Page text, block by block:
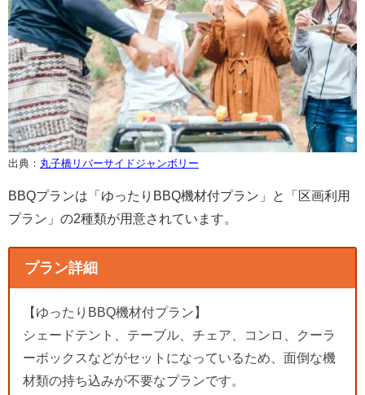
出典： 丸子橋リバーサイドジャンボリー
BBQプランは「ゆったりBBQ機材付プラン」と「区画利用
プラン」の2種類が用意されています。
プラン詳細
【ゆったりBBQ機材付プラン】
シェードテント、テーブル、チェア、コンロ、クーラ
ーボックスなどがセットになっているため、面倒な機
材類の持ち込みが不要なプランです。